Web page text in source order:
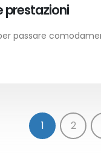
prestazioni
passare
1 2